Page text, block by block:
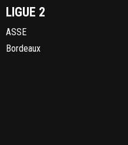
LIGUE 2
ASSE
Bordeaux